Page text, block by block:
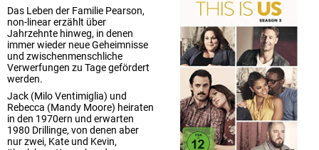
Das Leben der Familie Pearson,
non-linear erzählt über
Jahrzehnte hinweg, in denen
immer wieder neue Geheimnisse
und zwischenmenschliche
Verwerfungen zu Tage gefördert
werden.
Jack (Milo Ventimiglia) und
Rebecca (Mandy Moore) heiraten
in den 1970ern und erwarten
1980 Drillinge, von denen aber
nur zwei, Kate und Kevin,